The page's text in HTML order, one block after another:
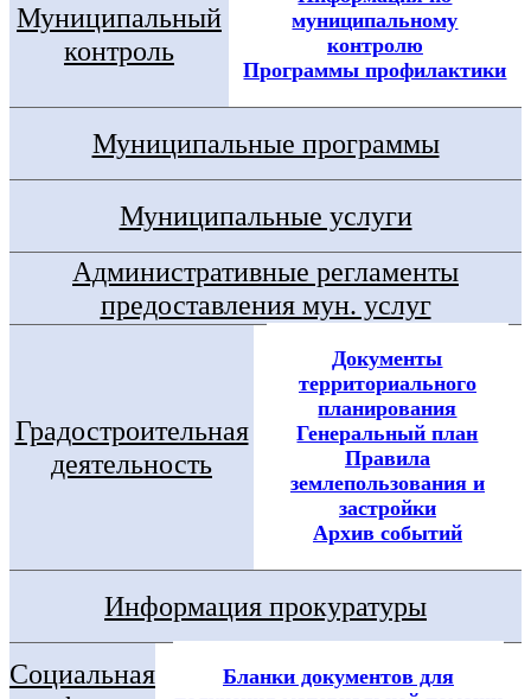
Муниципальный
контроль
муниципальному
контролю
Программы профилактики
Муниципальные программы
Муниципальные услуги
Административные регламенты
предоставления мун. услуг
Градостроительная
деятельность
Документы
территориального
планирования
Генеральный план
Правила
землепользования и
застройки
Архив событий
Информация прокуратуры
Социальная
Бланки документов для